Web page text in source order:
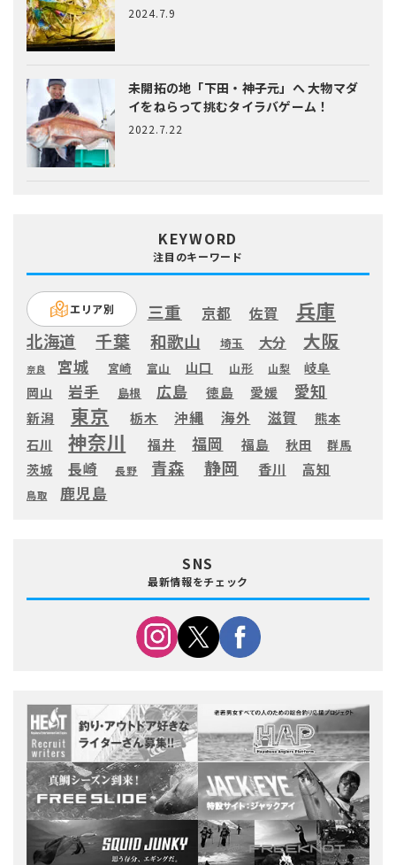
2024.7.9
未開拓の地「下田・神子元」へ大物マダ
イをねらって挑むタイラバゲーム！
2022.7.22
KEYWORD
注目のキーワード
エリア別 三重 京都 佐賀 兵庫
北海道 千葉 和歌山 埼玉 大分 大阪
奈良 宮城 宮崎 富山 山口 山形 山梨
岐阜
岡山
岩手 島根 広島 徳島 愛媛 愛知
新潟 東京 栃木 沖縄 海外 滋賀
熊本
石川
神奈川 福井 福岡 福島 秋田 群馬
茨城 長崎 長野 青森 静岡 香川 高知
鳥取 鹿児島
SNS
最新情報をチェック